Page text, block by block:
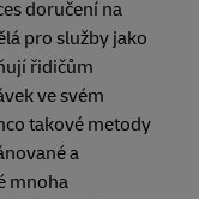
doručení na
pro služby jako
řidičům
ve svém
takové metody
a
mnoha